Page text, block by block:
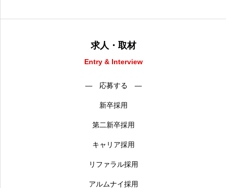
求人・取材
Entry & Interview
― 応募する ―
新卒採用
第二新卒採用
キャリア採用
リファラル採用
アルムナイ採用